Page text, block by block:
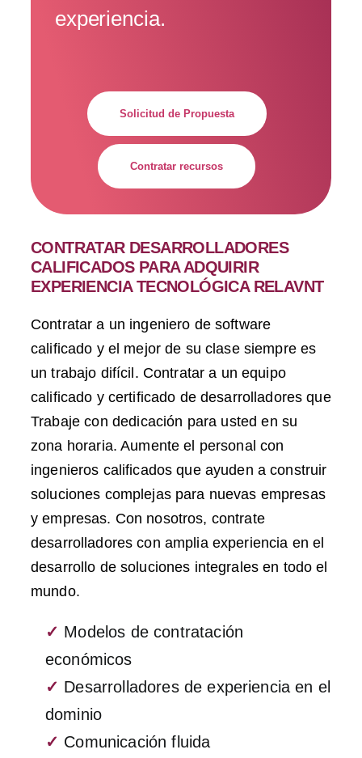
experiencia.
Solicitud de Propuesta
Contratar recursos
CONTRATAR DESARROLLADORES
CALIFICADOS PARA ADQUIRIR
EXPERIENCIA TECNOLÓGICA RELAVNT
Contratar a un ingeniero de software
calificado y el mejor de su clase siempre es
un trabajo difícil. Contratar a un equipo
calificado y certificado de desarrolladores que
Trabaje con dedicación para usted en su
zona horaria. Aumente el personal con
ingenieros calificados que ayuden a construir
soluciones complejas para nuevas empresas
y empresas. Con nosotros, contrate
desarrolladores con amplia experiencia en el
desarrollo de soluciones integrales en todo el
mundo.
✓ Modelos de contratación
económicos
✓ Desarrolladores de experiencia en el
dominio
✓ Comunicación fluida